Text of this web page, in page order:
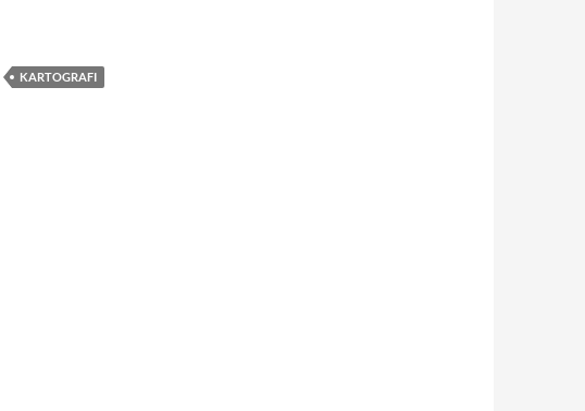
KARTOGRAFI